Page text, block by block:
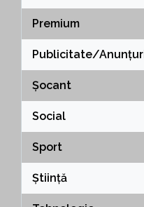
Premium
Publicitate/
Șocant
Social
Sport
Știință